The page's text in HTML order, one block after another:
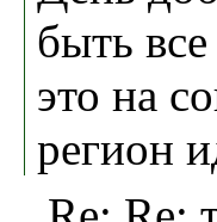
быть
это на
регион